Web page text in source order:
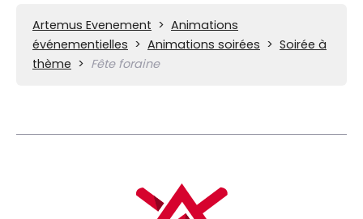
Artemus Evenement > Animations
événementielles > Animations soirées > Soirée à
thème > Fête foraine